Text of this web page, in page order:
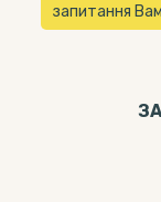
запитання